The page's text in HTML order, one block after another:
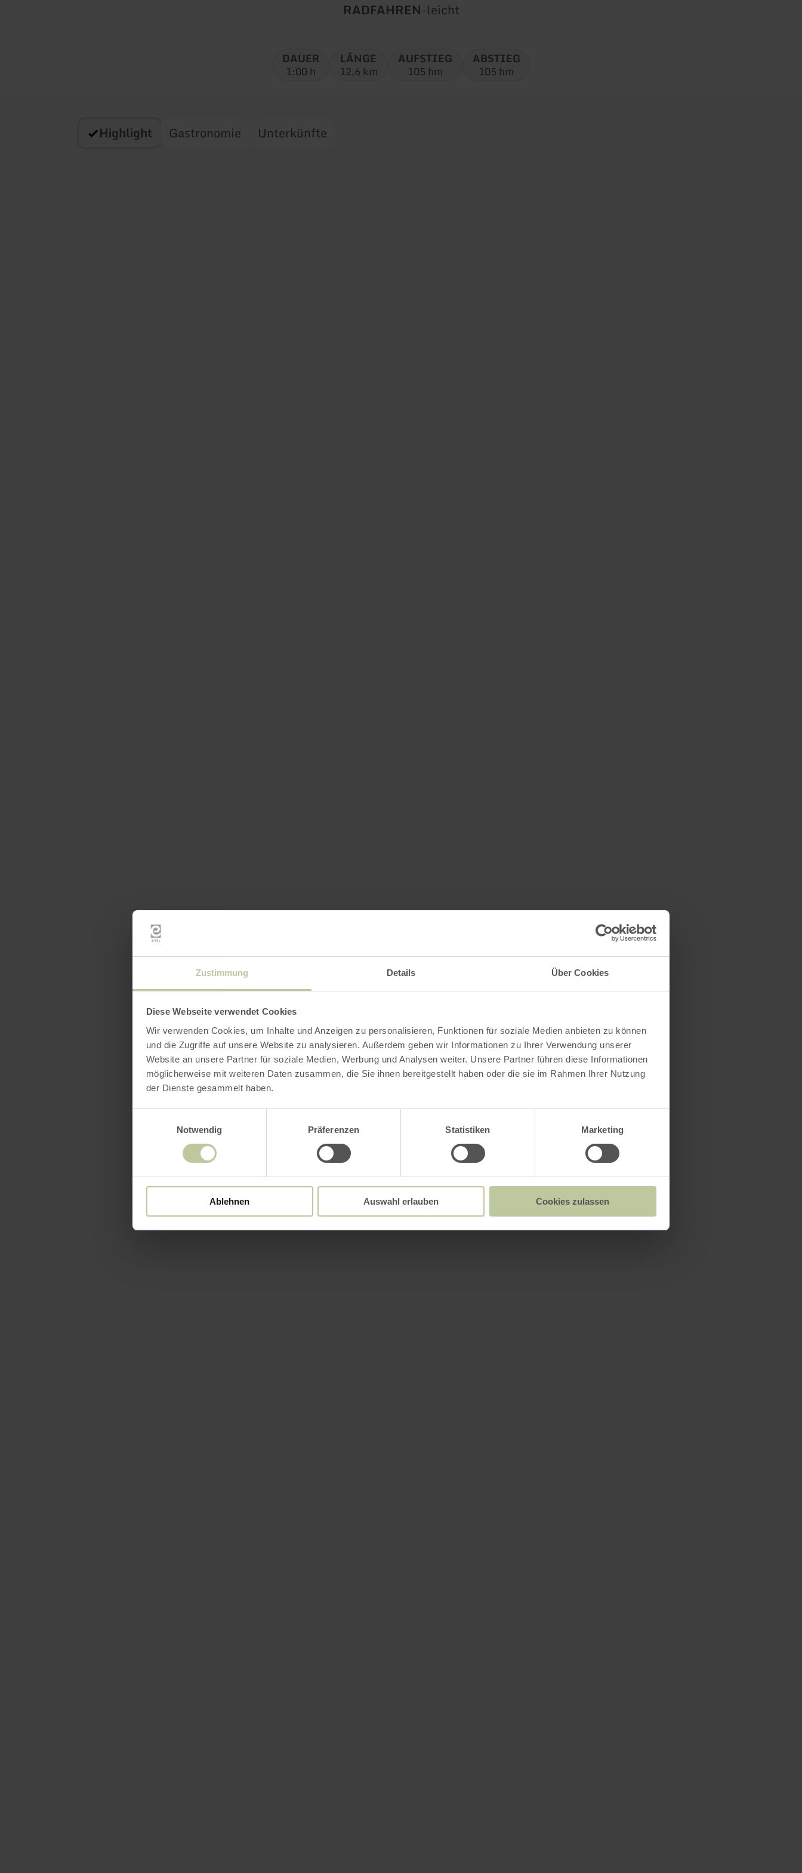
Zustimmung Details Über Cookies
Diese Webseite verwendet Cookies
Wir verwenden Cookies, um Inhalte und Anzeigen zu personalisieren, Funktionen für soziale Medien anbieten zu können
und die Zugriffe auf unsere Website zu analysieren. Außerdem geben wir Informationen zu Ihrer Verwendung unserer
Website an unsere Partner für soziale Medien, Werbung und Analysen weiter. Unsere Partner führen diese Informationen
möglicherweise mit weiteren Daten zusammen, die Sie ihnen bereitgestellt haben oder die sie im Rahmen Ihrer Nutzung
der Dienste gesammelt haben.
Notwendig
Präferenzen Statistiken Marketing
Ablehnen Auswahl erlauben Cookies zulassen
Art
Tour:
RADFAHREN-Schwierigkeit:
leicht
DAUER
1:00 h
LÄNGE
12,6 km
AUFSTIEG
105 hm
ABSTIEG
105 hm
Highlight Gastronomie Unterkünfte